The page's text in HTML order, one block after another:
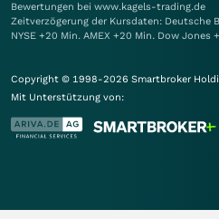
Bewertungen bei www.kagels-trading.de
Zeitverzögerung der Kursdaten: Deutsche
NYSE +20 Min. AMEX +20 Min. Dow Jones
Copyright © 1998-2026 Smartbroker
Mit Unterstützung von: